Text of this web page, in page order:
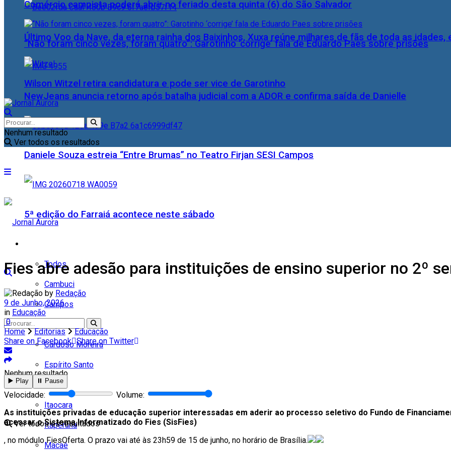
Último Voo da Nave, da eterna rainha dos Baixinhos, Xuxa reúne milhares de fãs de toda as idades,
NewJeans anuncia retorno após batalha judicial com a ADOR e confirma saída de Danielle
Daniele Souza estreia “Entre Brumas” no Teatro Firjan SESI Campos
5ª edição do Farraiá acontece neste sábado
Todos
Cambuci
Campos
Cardoso Moreira
Espírito Santo
Italva
Itaocara
Itaperuna
Macaé
Comércio campista poderá abrir no feriado desta quinta (6) do São Salvador
“Não foram cinco vezes, foram quatro”: Garotinho ‘corrige’ fala de Eduardo Paes sobre prisões
Wilson Witzel retira candidatura e pode ser vice de Garotinho
Nenhum resultado
Ver todos os resultados
Nenhum resultado
Ver todos os resultados
Fies abre adesão para instituições de ensino superior no 2º
by Redação
9 de Junho, 2026
in Educação
0
Home
Editorias
Educação
Share on Facebook Share on Twitter
▶️ Play ⏸️ Pause
Velocidade:
Volume:
As instituições privadas de educação superior interessadas em aderir ao processo seletivo do Fundo de
acessar o Sistema Informatizado do Fies (SisFies)
, no módulo FiesOferta. O prazo vai até às 23h59 de 15 de junho, no horário de Brasília.